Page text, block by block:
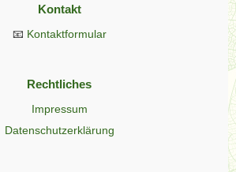
Kontakt
📧 Kontaktformular
Rechtliches
Impressum
Datenschutzerklärung